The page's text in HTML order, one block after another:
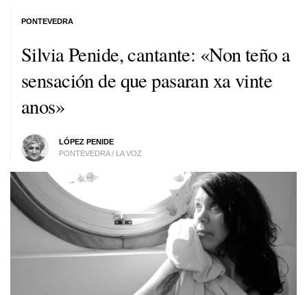
Silvia Penide, cantante: «Non teño a
sensación deque pasaran xa vinte
anos»
LÓPEZ PENIDE
PONTEVEDRA / LA VOZ
PONTEVEDRA